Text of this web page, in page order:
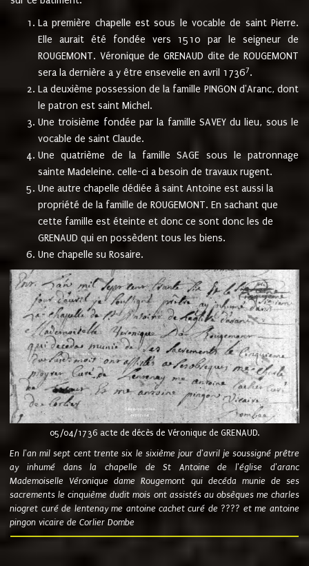
La première chapelle est sous le vocable de saint Pierre.
Elle aurait été fondée vers 1510 par le seigneur de
ROUGEMONT. Véronique de GRENAUD dite de ROUGEMONT
sera la dernière a y être ensevelie en avril 17367.
La deuxième possession de la famille PINGON d'Aranc, dont
le patron est saint Michel.
Une troisième fondée par la famille SAVEY du lieu, sous le
vocable de saint Claude.
Une quatrième de la famille SAGE sous le patronnage
sainte Madeleine. celle-ci a besoin de travaux rugent.
Une autre chapelle dédiée à saint Antoine est aussi la
propriété de la famille de ROUGEMONT. En sachant que
cette famille est éteinte et donc ce sont donc les de
GRENAUD qui en possèdent tous les biens.
Une chapelle su Rosaire.
05/04/1736 acte de décès de Véronique de GRENAUD.
En l'an mil sept cent trente six le sixième jour d'avril je soussigné prêtre
ay inhumé dans la chapelle de St Antoine de l'église d'aranc
Mademoiselle Véronique dame Rougemont qui decéda munie de ses
sacrements le cinquième dudit mois ont assistés au obsèques me charles
niogret curé de lentenay me antoine cachet curé de ???? et me antoine
pingon vicaire de Corlier Dombe